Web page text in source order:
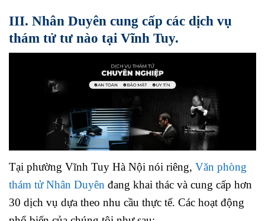
III. Nhân Duyên cung cấp các dịch vụ
thám tử tư nào tại Vĩnh Tuy.
Tại phường Vĩnh Tuy Hà Nội nói riêng, Văn phòng
thám tử Nhân Duyên đang khai thác và cung cấp hơn
30 dịch vụ dựa theo nhu cầu thực tế. Các hoạt động